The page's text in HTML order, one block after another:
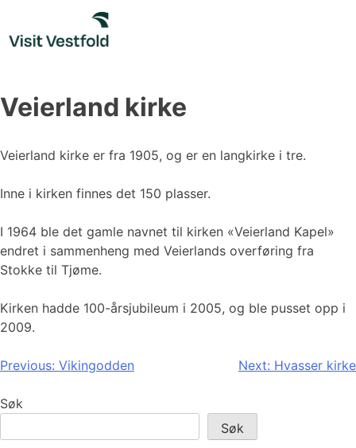
content
Veierland kirke
Veierland kirke er fra 1905, og er en langkirke i tre.
Inne i kirken finnes det 150 plasser.
I 1964 ble det gamle navnet til kirken «Veierland Kapel»
endret i sammenheng med Veierlands overføring fra
Stokke til Tjøme.
Kirken hadde 100-årsjubileum i 2005, og ble pusset opp i
2009.
Innleggsnavigasjon
Previous: Vikingodden Next: Hvasser kirke
Søk
Søk